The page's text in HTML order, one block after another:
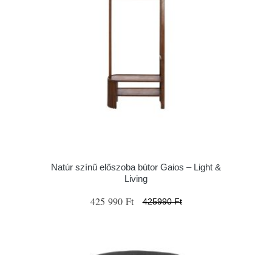
Natúr színű előszoba bútor Gaios – Light &
Living
425 990 Ft 425990 Ft